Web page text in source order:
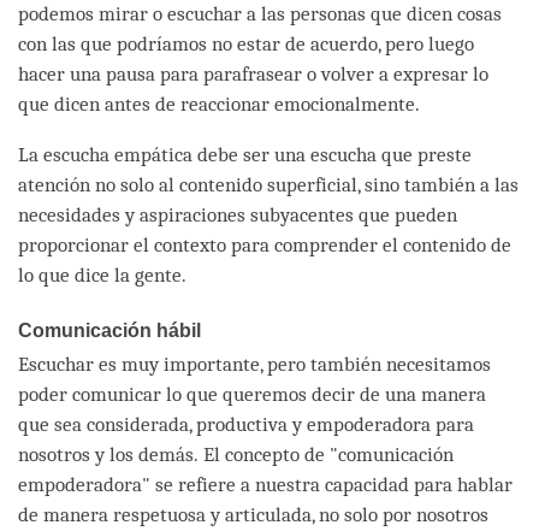
podemos mirar o escuchar a las personas que dicen cosas
con las que podríamos no estar de acuerdo, pero luego
hacer una pausa para parafrasear o volver a expresar lo
que dicen antes de reaccionar emocionalmente.
La escucha empática debe ser una escucha que preste
atención no solo al contenido superficial, sino también a las
necesidades y aspiraciones subyacentes que pueden
proporcionar el contexto para comprender el contenido de
lo que dice la gente.
Comunicación hábil
Escuchar es muy importante, pero también necesitamos
poder comunicar lo que queremos decir de una manera
que sea considerada, productiva y empoderadora para
nosotros y los demás. El concepto de "comunicación
empoderadora" se refiere a nuestra capacidad para hablar
de manera respetuosa y articulada, no solo por nosotros